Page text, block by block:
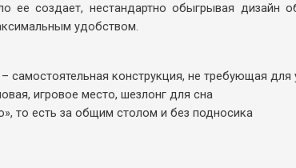
ее создает, нестандартно обыгрывая
удобством.
– самостоятельная конструкция, не требующая
игровое место, шезлонг для сна
то есть за общим столом и без подносика